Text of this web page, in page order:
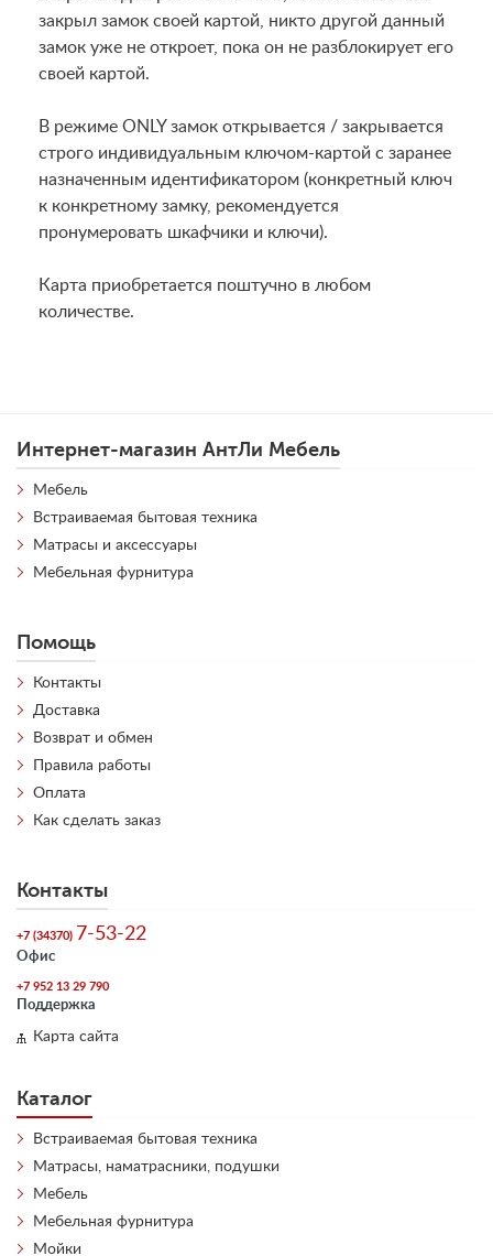
закрыл замок своей картой, никто другой данный
замок уже не откроет, пока он не разблокирует его
своей картой.
В режиме ONLY замок открывается / закрывается
строго индивидуальным ключом-картой с заранее
назначенным идентификатором (конкретный ключ
к конкретному замку, рекомендуется
пронумеровать шкафчики и ключи).
Карта приобретается поштучно в любом
количестве.
Интернет-магазин АнтЛи Мебель
Мебель
Встраиваемая бытовая техника
Матрасы и аксессуары
Мебельная фурнитура
Помощь
Контакты
Доставка
Возврат и обмен
Правила работы
Оплата
Как сделать заказ
Контакты
+7 (34370) 7-53-22
Офис
+7 952 13 29 790
Поддержка
Карта сайта
Каталог
Встраиваемая бытовая техника
Матрасы, наматрасники, подушки
Мебель
Мебельная фурнитура
Мойки